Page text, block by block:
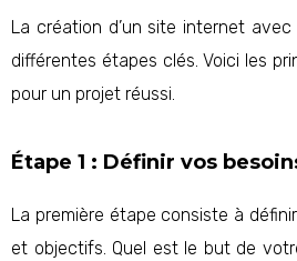
La création d’un site internet
différentes étapes clés. Voici les
pour un projet réussi.
Étape 1 : Définir vos
La première étape consiste à
et objectifs. Quel est le but de